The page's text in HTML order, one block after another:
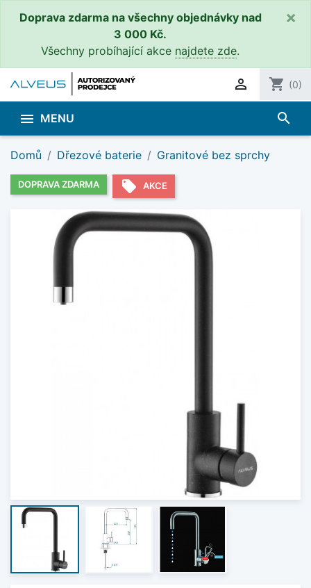
Doprava zdarma na všechny objednávky nad
3 000 Kč.
Všechny probíhající akce najdete zde.
×
 shopping_cart (0)
 MENU search
Domů Dřezové baterie Granitové bez sprchy
DOPRAVA ZDARMA local_offer AKCE